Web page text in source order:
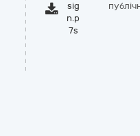
sig
n.p
7s